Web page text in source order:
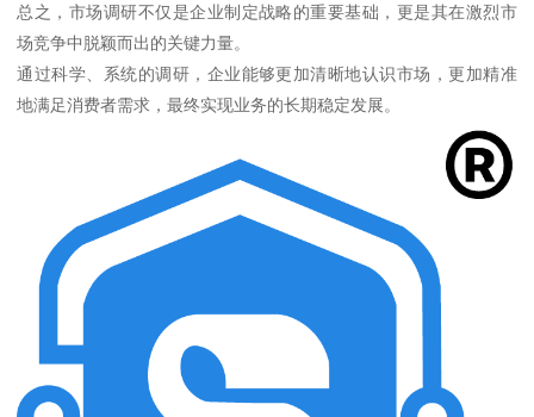
总之，市场调研不仅是企业制定战略的重要基础，更是其在激烈市
场竞争中脱颖而出的关键力量。
通过科学、系统的调研，企业能够更加清晰地认识市场，更加精准
地满足消费者需求，最终实现业务的长期稳定发展。